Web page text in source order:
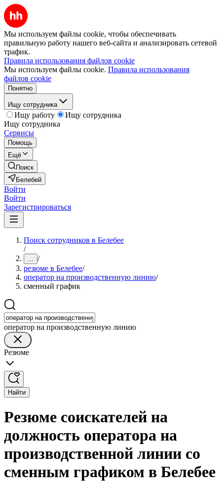
Мы используем файлы cookie, чтобы обеспечивать
правильную работу нашего веб-сайта и анализировать сетевой
трафик.
Правила использования файлов cookie
Мы используем файлы cookie. Правила использования
файлов cookie
Понятно
Ищу сотрудника
Ищу работу
Ищу сотрудника
Ищу сотрудника
Сервисы
Помощь
Ещё
Поиск
Белебей
Войти
Войти
Зарегистрироваться
Поиск сотрудников в Белебее
/
... /
резюме в Белебее/
оператор на производственную линию/
сменный график
оператор на производственную линию
Резюме
Найти
Резюме соискателей на
должность оператора на
производственной линии со
сменным графиком в Белебее